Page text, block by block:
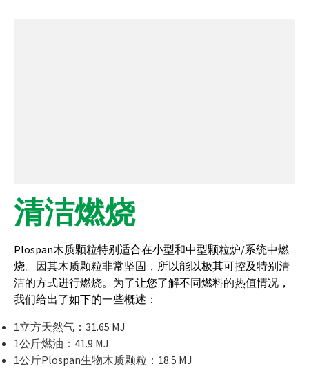
清洁燃烧
Plospan木质颗粒特别适合在小型和中型颗粒炉/系统中燃
烧。因其木质颗粒非常坚固，所以能以极其可控及特别清
洁的方式进行燃烧。为了让您了解不同燃料的热值情况，
我们给出了如下的一些概述：
1立方天然气：31.65 MJ
1公斤燃油：41.9 MJ
1公斤Plospan生物木质颗粒：18.5 MJ